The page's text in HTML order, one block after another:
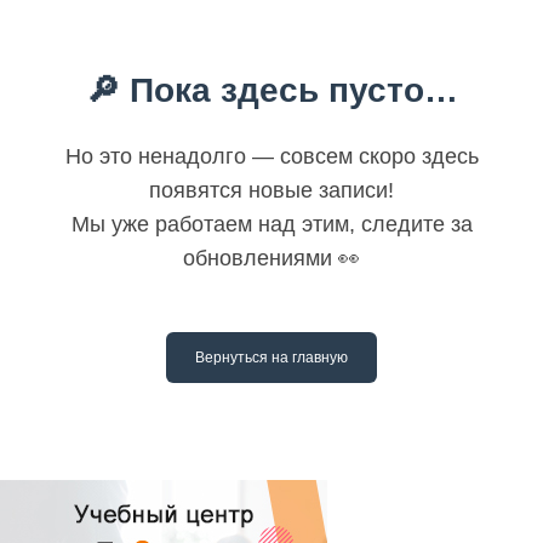
🔎 Пока здесь пусто…
Но это ненадолго — совсем скоро здесь
появятся новые записи!
Мы уже работаем над этим, следите за
обновлениями 👀
Вернуться на главную